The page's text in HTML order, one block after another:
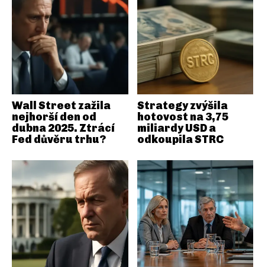
Wall Street zažila
nejhorší den od
dubna 2025. Ztrácí
Fed důvěru trhu?
Strategy zvýšila
hotovost na 3,75
miliardy USD a
odkoupila STRC